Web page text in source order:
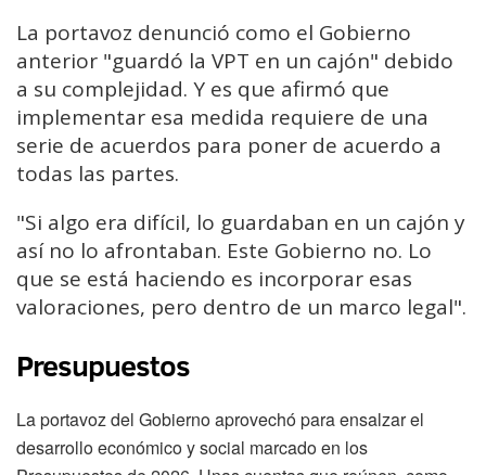
La portavoz denunció como el Gobierno
anterior "guardó la VPT en un cajón" debido
a su complejidad. Y es que afirmó que
implementar esa medida requiere de una
serie de acuerdos para poner de acuerdo a
todas las partes.
"Si algo era difícil, lo guardaban en un cajón y
así no lo afrontaban. Este Gobierno no. Lo
que se está haciendo es incorporar esas
valoraciones, pero dentro de un marco legal".
Presupuestos
La portavoz del Gobierno aprovechó para ensalzar el
desarrollo económico y social marcado en los